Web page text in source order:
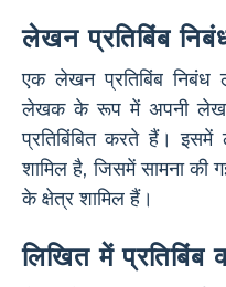
लेखन प्रतिबिंब
एक लेखन प्रतिबिंब
लेखक के रूप में अपनी लेखन
प्रतिबिंबित करते हैं। इसमें
शामिल है, जिसमें सामना की
के क्षेत्र शामिल हैं।
लिखित में प्रतिबिंब